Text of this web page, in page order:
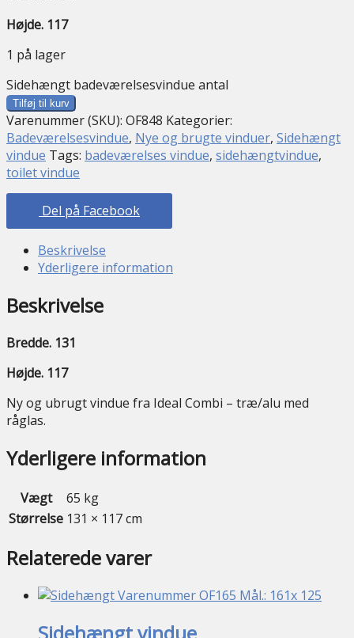
Højde. 117
1 på lager
Sidehængt badeværelsesvindue antal
Tilføj til kurv
Varenummer (SKU): OF848 Kategorier:
Badeværelsesvindue, Nye og brugte vinduer, Sidehængt
vindue Tags: badeværelses vindue, sidehængtvindue,
toilet vindue
Del på Facebook
Beskrivelse
Yderligere information
Beskrivelse
Bredde. 131
Højde. 117
Ny og ubrugt vindue fra Ideal Combi – træ/alu med
råglas.
Yderligere information
Vægt
65 kg
Størrelse 131 × 117 cm
Relaterede varer